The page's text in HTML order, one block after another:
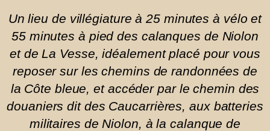
Un lieu de villégiature à 25 minutes à vélo et
55 minutes à pied des calanques de Niolon
et de La Vesse, idéalement placé pour vous
reposer sur les chemins de randonnées de
la Côte bleue, et accéder par le chemin des
douaniers dit des Caucarrières, aux batteries
militaires de Niolon, à la calanque de